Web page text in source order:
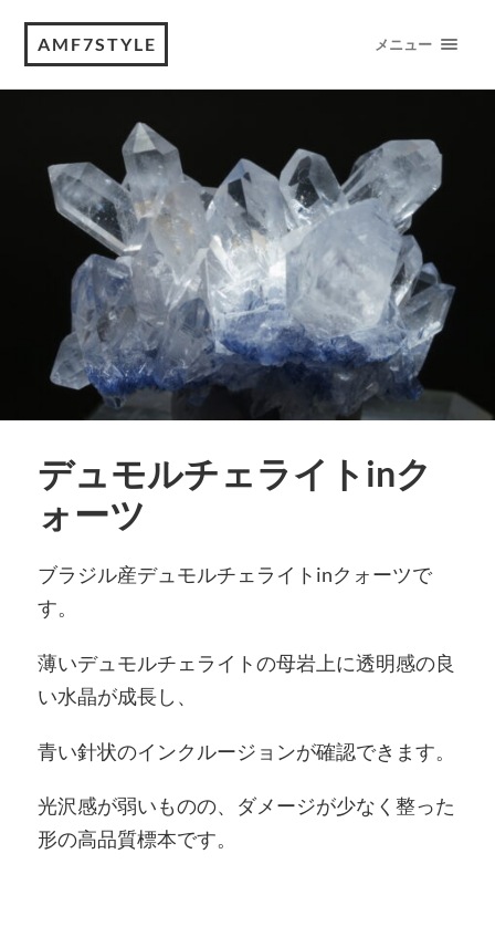
AMF7STYLE メニュー
デュモルチェライトinク
ォーツ
ブラジル産デュモルチェライトinクォーツで
す。
薄いデュモルチェライトの母岩上に透明感の良
い水晶が成長し、
青い針状のインクルージョンが確認できます。
光沢感が弱いものの、ダメージが少なく整った
形の高品質標本です。